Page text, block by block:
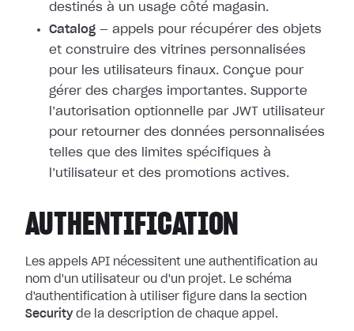
destinés à un usage côté magasin.
Catalog — appels pour récupérer des objets
et construire des vitrines personnalisées
pour les utilisateurs finaux. Conçue pour
gérer des charges importantes. Supporte
l’autorisation optionnelle par JWT utilisateur
pour retourner des données personnalisées
telles que des limites spécifiques à
l’utilisateur et des promotions actives.
AUTHENTIFICATION
Les appels API nécessitent une authentification au
nom d'un utilisateur ou d'un projet. Le schéma
d'authentification à utiliser figure dans la section
Securityde la description de chaque appel.